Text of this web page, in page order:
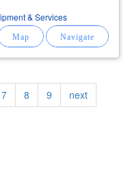
& Services
Page
7 Page
8 Page
9
Next
page
next